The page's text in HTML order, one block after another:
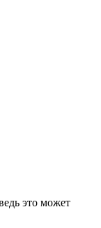
это может